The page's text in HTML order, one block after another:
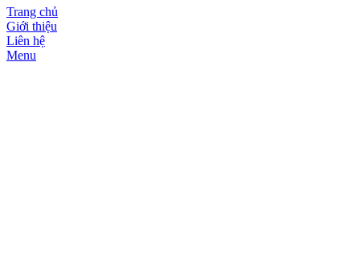
Trang chủ
Giới thiệu
Liên hệ
Menu